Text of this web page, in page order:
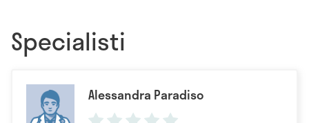
Specialisti
Alessandra Paradiso